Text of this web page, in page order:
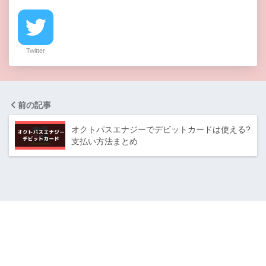
Twitter
前の記事
オクトパスエナジーでデビットカードは使える?
支払い方法まとめ